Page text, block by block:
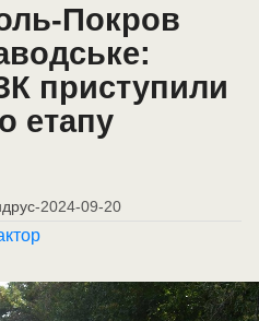
Покров
приступили
етапу
-2024-09-20